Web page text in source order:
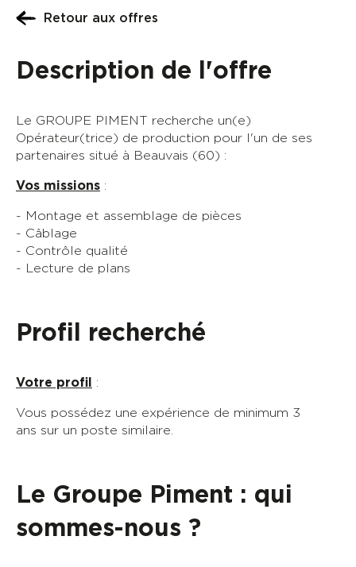
Retour aux offres
Description de l'offre
Le GROUPE PIMENT recherche un(e)
Opérateur(trice) de production pour l'un de ses
partenaires situé à Beauvais (60) :
Vos missions :
- Montage et assemblage de pièces
- Câblage
- Contrôle qualité
- Lecture de plans
Profil recherché
Votre profil :
Vous possédez une expérience de minimum 3
ans sur un poste similaire.
Le Groupe Piment : qui
sommes-nous ?
modifiée, vous bénéficiez d'un droit d'accés, de rectification, de
portabilité, d'opposition et d'effacement des donées personnelles